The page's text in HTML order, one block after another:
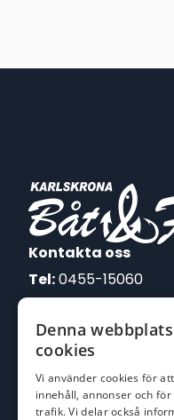
Kontakta oss
Tel:0455-15060
E-post:
johan@batofiske.se
kim@batofiske.se
Adress
Denna
cookies
Vi använder cookies för
innehåll, annonser och
trafik. Vi delar också